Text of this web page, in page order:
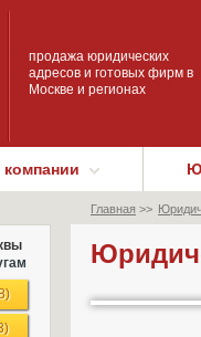
продажа юридических
адресов и готовых фирм в
Москве и регионах
Главная >>